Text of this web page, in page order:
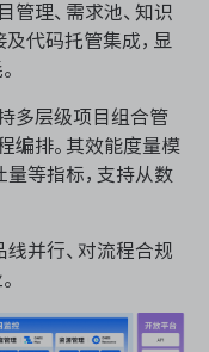
管理、需求池、知识
代码托管集成，显
多层级项目组合管
编排。其效能度量模
量等指标，支持从数
线并行、对流程合规